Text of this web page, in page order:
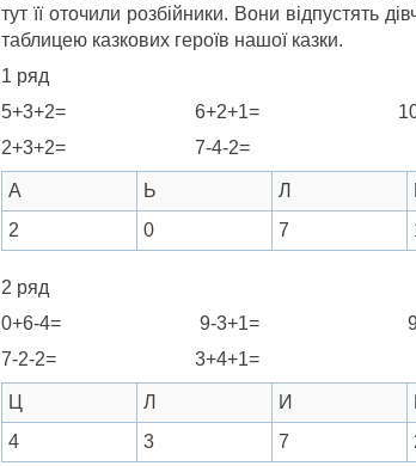
тут її оточили розбійники. Вони відпустять
таблицею казкових героїв нашої казки.
1 ряд
5+3+2= 6+2+1= 10-
2+3+2= 7-4-2=
А Ь Л
2
0 7
2 ряд
0+6-4= 9-3+1= 9-4-
7-2-2= 3+4+1=
Ц Л И
4
3 7